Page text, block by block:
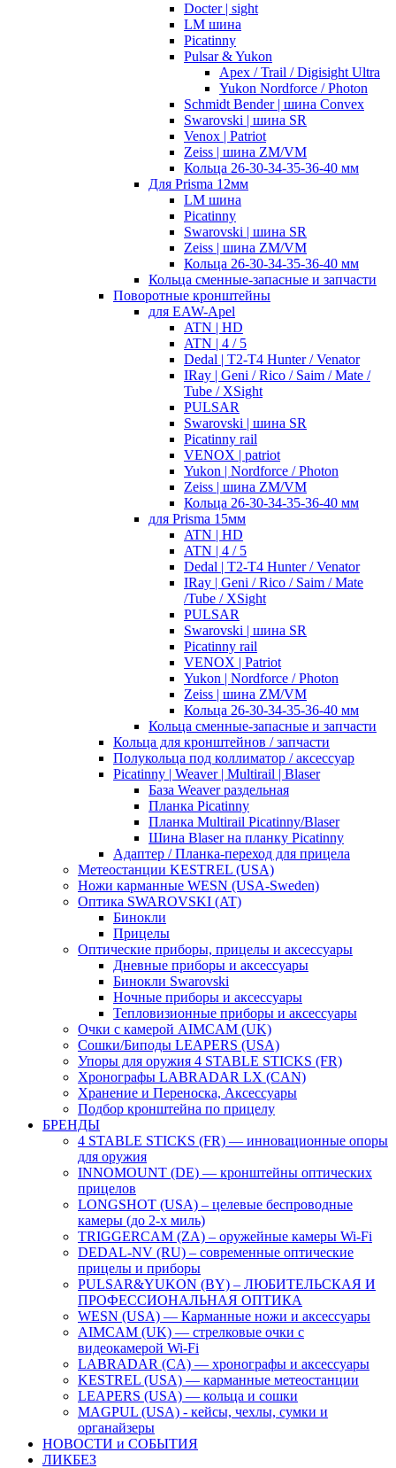
Docter | sight
LM шина
Picatinny
Pulsar & Yukon
Apex / Trail / Digisight Ultra
Yukon Nordforce / Photon
Schmidt Bender | шина Convex
Swarovski | шина SR
Venox | Patriot
Zeiss | шина ZM/VM
Кольца 26-30-34-35-36-40 мм
Для Prisma 12мм
LM шина
Picatinny
Swarovski | шина SR
Zeiss | шина ZM/VM
Кольца 26-30-34-35-36-40 мм
Кольца сменные-запасные и запчасти
Поворотные кронштейны
для EAW-Apel
ATN | HD
ATN | 4 / 5
Dedal | T2-T4 Hunter / Venator
IRay | Geni / Rico / Saim / Mate /
Tube / XSight
PULSAR
Swarovski | шина SR
Picatinny rail
VENOX | patriot
Yukon | Nordforce / Photon
Zeiss | шина ZM/VM
Кольца 26-30-34-35-36-40 мм
для Prisma 15мм
ATN | HD
ATN | 4 / 5
Dedal | T2-T4 Hunter / Venator
IRay | Geni / Rico / Saim / Mate
/Tube / XSight
PULSAR
Swarovski | шина SR
Picatinny rail
VENOX | Patriot
Yukon | Nordforce / Photon
Zeiss | шина ZM/VM
Кольца 26-30-34-35-36-40 мм
Кольца сменные-запасные и запчасти
Кольца для кронштейнов / запчасти
Полукольца под коллиматор / аксессуар
Picatinny | Weaver | Multirail | Blaser
База Weaver раздельная
Планка Picatinny
Планка Multirail Picatinny/Blaser
Шина Blaser на планку Picatinny
Адаптер / Планка-переход для прицела
Метеостанции KESTREL (USA)
Ножи карманные WESN (USA-Sweden)
Оптика SWAROVSKI (AT)
Бинокли
Прицелы
Оптические приборы, прицелы и аксессуары
Дневные приборы и аксессуары
Бинокли Swarovski
Ночные приборы и аксессуары
Тепловизионные приборы и аксессуары
Очки с камерой AIMCAM (UK)
Сошки/Биподы LEAPERS (USA)
Упоры для оружия 4 STABLE STICKS (FR)
Хронографы LABRADAR LX (CAN)
Хранение и Переноска, Аксессуары
Подбор кронштейна по прицелу
БРЕНДЫ
4 STABLE STICKS (FR) — инновационные опоры
для оружия
INNOMOUNT (DE) — кронштейны оптических
прицелов
LONGSHOT (USA) – целевые беспроводные
камеры (до 2-х миль)
TRIGGERCAM (ZA) – оружейные камеры Wi-Fi
DEDAL-NV (RU) – современные оптические
прицелы и приборы
PULSAR&YUKON (BY) – ЛЮБИТЕЛЬСКАЯ И
ПРОФЕССИОНАЛЬНАЯ ОПТИКА
WESN (USA) — Карманные ножи и аксессуары
AIMCAM (UK) — стрелковые очки с
видеокамерой Wi-Fi
LABRADAR (CA) — хронографы и аксессуары
KESTREL (USA) — карманные метеостанции
LEAPERS (USA) — кольца и сошки
MAGPUL (USA) - кейсы, чехлы, сумки и
органайзеры
НОВОСТИ и СОБЫТИЯ
ЛИКБЕЗ